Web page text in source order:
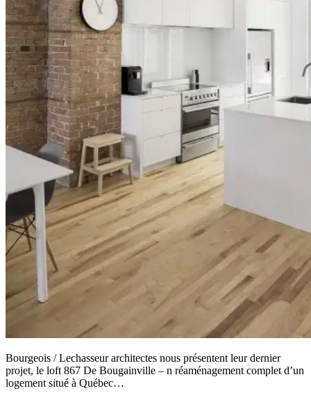
Bourgeois / Lechasseur architectes nous présentent leur dernier
projet, le loft 867 De Bougainville – n réaménagement complet d’un
logement situé à Québec…